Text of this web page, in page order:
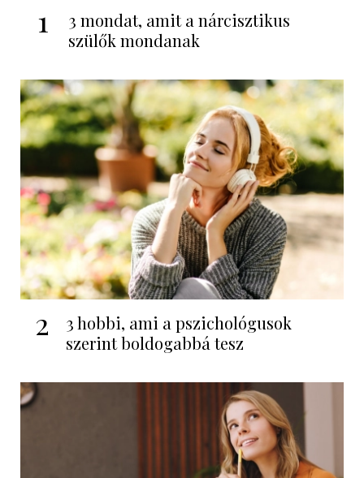
1
3 mondat, amit a nárcisztikus
szülők mondanak
2
3 hobbi, ami a pszichológusok
szerint boldogabbá tesz